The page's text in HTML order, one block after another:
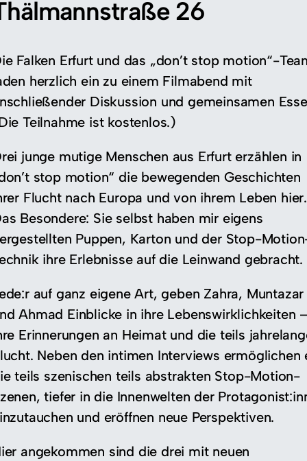
26
Falken Erfurt und das „don’t stop motion“-
herzlich ein zu einem Filmabend mit
Diskussion und gemeinsamen
Teilnahme ist kostenlos.)
junge mutige Menschen aus Erfurt erzählen in
stop motion“ die bewegenden Geschichten
Flucht nach Europa und von ihrem Leben hier.
Besondere: Sie selbst haben mir eigens
Puppen, Karton und der Stop-
ihre Erlebnisse auf die Leinwand gebracht.
auf ganz eigene Art, geben Zahra, Muntazar
Ahmad Einblicke in ihre Lebenswirklichkeiten –
Erinnerungen an Heimat und die teils
Neben den intimen Interviews ermöglichen
teils szenischen teils abstrakten Stop-Motion-
tiefer in die Innenwelten der
und eröffnen neue Perspektiven.
angekommen sind die drei mit neuen